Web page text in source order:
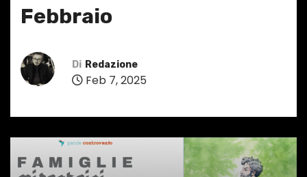
Febbraio
Di Redazione
Feb 7, 2025